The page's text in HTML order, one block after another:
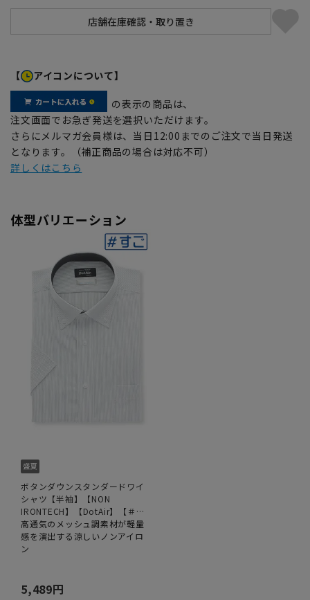
【 アイコンについて】
の表示の商品は、
注文画面でお急ぎ発送を選択いただけます。
さらにメルマガ会員様は、当日12:00までのご注文で当日発送
となります。（補正商品の場合は対応不可）
詳しくはこちら
体型バリエーション
ボタンダウンスタンダードワイ
シャツ【半袖】【NON
IRONTECH】【DotAir】【＃す
ごシャツ】
高通気のメッシュ調素材が軽量
感を演出する涼しいノンアイロ
ン
5,489円